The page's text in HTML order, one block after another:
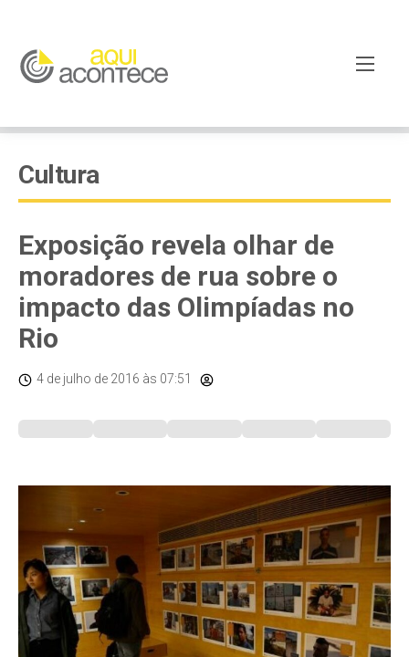
Cultura
Exposição revela olhar de
moradores de rua sobre o
impacto das Olimpíadas no
Rio
4 de julho de 2016 às 07:51